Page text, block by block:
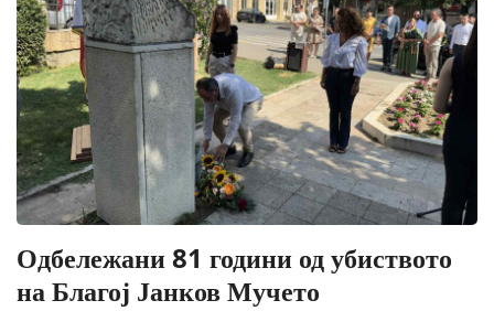
Одбележани 81 години од убиството
на Благој Јанков Мучето